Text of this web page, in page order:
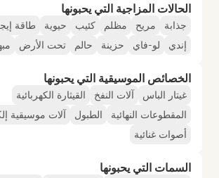
الحالات المزاجية التي يحبونها
جذابة مريح مظلم كئيب حيوية طاقة
إندي
لو-فاي حزينة حالم تحت الأرض
الخصائص الموسيقية التي يحبونها
غيتار الباس آلات النفخ
القيثارة الكهربائية
المقطوعات النهائية
الطبول
آلات موسيقية
أصوات غنائية
السمات التي يحبونها